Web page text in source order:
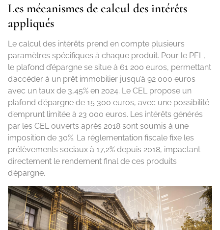
Les mécanismes de calcul des intérêts
appliqués
Le calcul des intérêts prend en compte plusieurs
paramètres spécifiques à chaque produit. Pour le PEL,
le plafond d’épargne se situe à 61 200 euros, permettant
d’accéder à un prêt immobilier jusqu’à 92 000 euros
avec un taux de 3,45% en 2024. Le CEL propose un
plafond d’épargne de 15 300 euros, avec une possibilité
d’emprunt limitée à 23 000 euros. Les intérêts générés
par les CEL ouverts après 2018 sont soumis à une
imposition de 30%. La réglementation fiscale fixe les
prélèvements sociaux à 17,2% depuis 2018, impactant
directement le rendement final de ces produits
d’épargne.